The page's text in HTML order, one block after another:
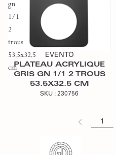
gn
1/1
2
trous
53.5x32.5
cm
Ajouter au devis
EVENTO
PLATEAU ACRYLIQUE
GRIS GN 1/1 2 TROUS
53.5X32.5 CM
SKU : 230756
1